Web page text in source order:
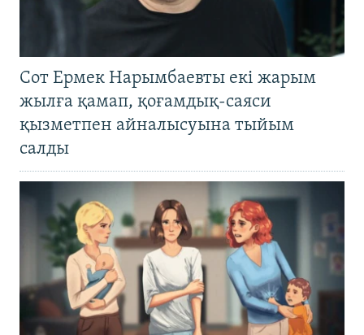
Сот Ермек Нарымбаевты екі жарым
жылға қамап, қоғамдық-саяси
қызметпен айналысуына тыйым
салды